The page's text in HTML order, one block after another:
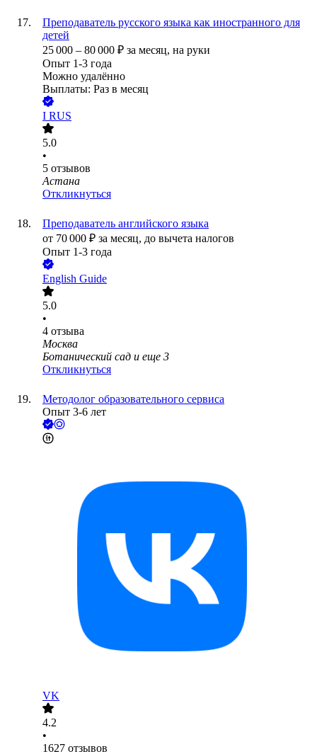
Преподаватель русского языка как иностранного для
детей
25 000 – 80 000 ₽ за месяц, на руки
Опыт 1-3 года
Можно удалённо
Выплаты: Раз в месяц
I RUS
5.0
•
5 отзывов
Астана
Откликнуться
Преподаватель английского языка
от 70 000 ₽ за месяц, до вычета налогов
Опыт 1-3 года
English Guide
5.0
•
4 отзыва
Москва
Ботанический сад и еще 3
Откликнуться
Методолог образовательного сервиса
Опыт 3-6 лет
VK
4.2
•
1627 отзывов